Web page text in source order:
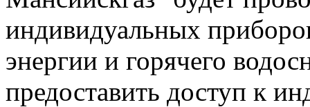
индивидуальных
энергии и горячего
предоставить доступ к